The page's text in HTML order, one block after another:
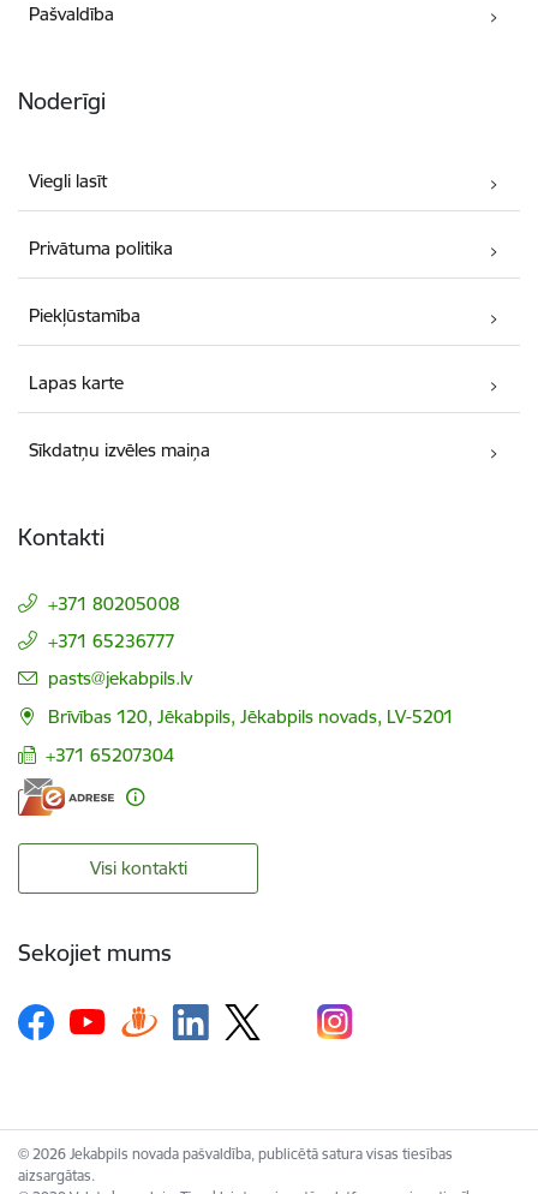
Pašvaldība
Noderīgi
Viegli lasīt
Privātuma politika
Piekļūstamība
Lapas karte
Sīkdatņu izvēles maiņa
Kontakti
+371 80205008
+371 65236777
E-pasts:
pasts@jekabpils.lv
Brīvības 120, Jēkabpils, Jēkabpils novads, LV-5201
+371 65207304
Visi kontakti
Sekojiet mums
© 2026 Jekabpils novada pašvaldība, publicētā satura visas tiesības
aizsargātas.